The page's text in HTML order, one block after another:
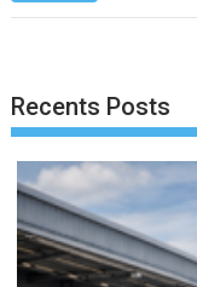
Recents Posts